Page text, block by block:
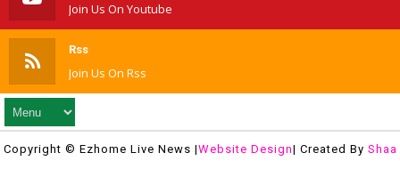
Join Us On Youtube
Rss
Join Us On Rss
Copyright © Ezhome Live News |Website Design| Created By Shaa